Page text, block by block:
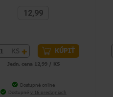
12,99
KS + KÚPIŤ
Jedn. cena 12,99 / KS
Dostupné online
Dostupné v 16 predajniach